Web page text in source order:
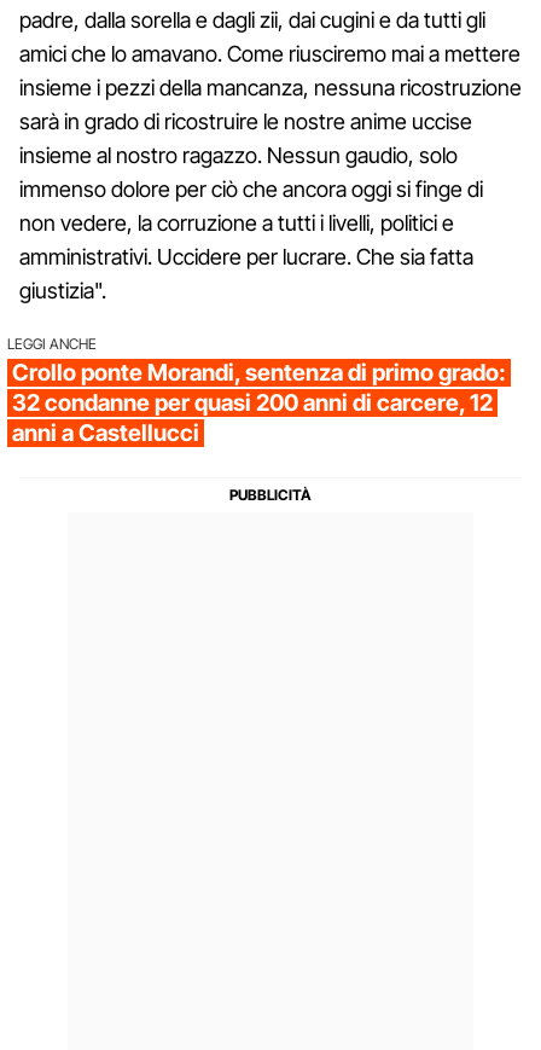
padre, dalla sorella e dagli zii, dai cugini e da tutti gli
amici che lo amavano. Come riusciremo mai a mettere
insieme i pezzi della mancanza, nessuna ricostruzione
sarà in grado di ricostruire le nostre anime uccise
insieme al nostro ragazzo. Nessun gaudio, solo
immenso dolore per ciò che ancora oggi si finge di
non vedere, la corruzione a tutti i livelli, politici e
amministrativi. Uccidere per lucrare. Che sia fatta
giustizia".
LEGGI ANCHE
Crollo ponte Morandi, sentenza di primo grado:
32 condanne per quasi 200 anni di carcere, 12
anni a Castellucci